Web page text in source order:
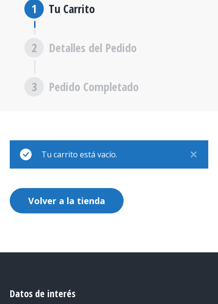
Tu Carrito
1
Detalles del Pedido
2
Pedido Completado
3
Tu carrito está vacío.
Volver a la tienda
Datos de interés